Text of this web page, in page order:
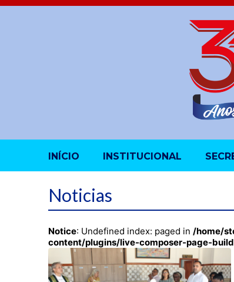
INÍCIO INSTITUCIONAL
Noticias
Notice: Undefined index: paged in /home/
content/plugins/live-composer-page-